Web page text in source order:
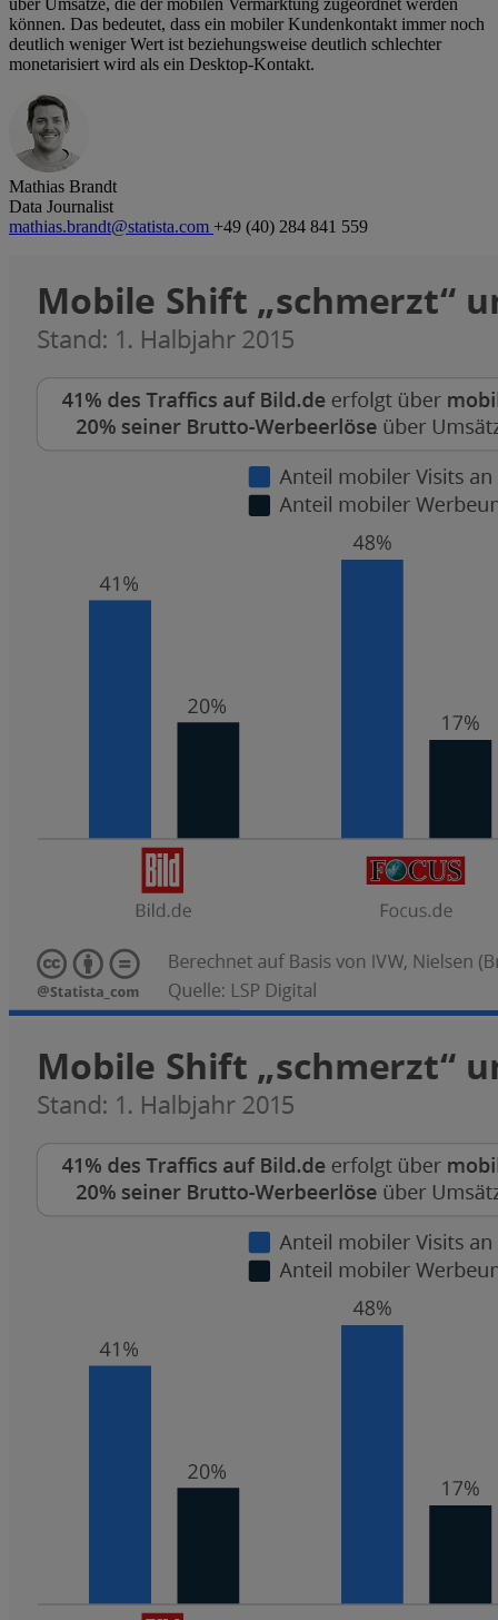
über Umsätze, die der mobilen Vermarktung zugeordnet werden
können. Das bedeutet, dass ein mobiler Kundenkontakt immer noch
deutlich weniger Wert ist beziehungsweise deutlich schlechter
monetarisiert wird als ein Desktop-Kontakt.
Mathias Brandt
Data Journalist
mathias.brandt@statista.com +49 (40) 284 841 559